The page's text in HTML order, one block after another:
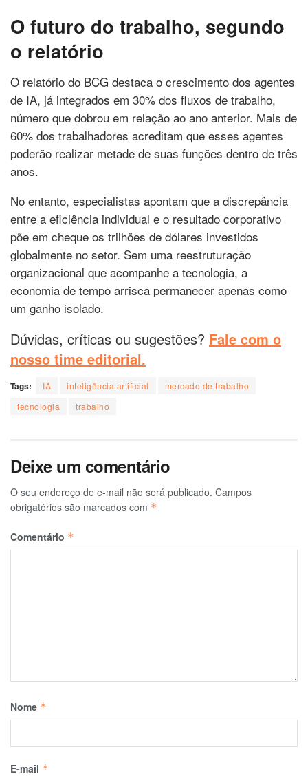
O futuro do trabalho, segundo
o relatório
O relatório do BCG destaca o crescimento dos agentes
de IA, já integrados em 30% dos fluxos de trabalho,
número que dobrou em relação ao ano anterior. Mais de
60% dos trabalhadores acreditam que esses agentes
poderão realizar metade de suas funções dentro de três
anos.
No entanto, especialistas apontam que a discrepância
entre a eficiência individual e o resultado corporativo
põe em cheque os trilhões de dólares investidos
globalmente no setor. Sem uma reestruturação
organizacional que acompanhe a tecnologia, a
economia de tempo arrisca permanecer apenas como
um ganho isolado.
Dúvidas, críticas ou sugestões? Fale com o
nosso time editorial.
Tags: IA inteligência artificial
mercado de trabalho
tecnologia
trabalho
Deixe um comentário
O seu endereço de e-mail não será publicado. Campos
obrigatórios são marcados com *
Comentário *
Nome *
E-mail *